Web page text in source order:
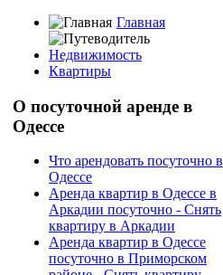
Главная
Недвижимость
Квартиры
О посуточной аренде в
Одессе
Что арендовать посуточно в
Одессе
Аренда квартир в Одессе в
Аркадии посуточно - Снять
квартиру в Аркадии
Аренда квартир в Одессе
посуточно в Приморском